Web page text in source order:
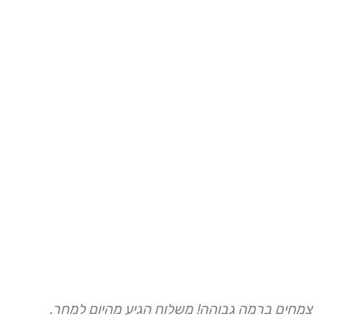
צמחים ברמה גבוהה! משלוח הגיע מהיום למחר.